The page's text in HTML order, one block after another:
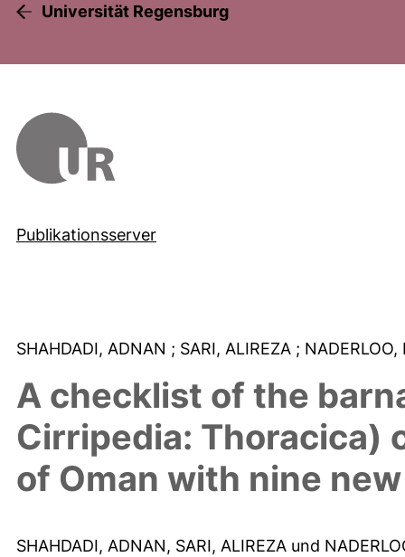
Universität Regensburg
Publikationsserver
SHAHDADI, ADNAN ; SARI, ALIREZA ; NADERLOO,
A checklist of the
Cirripedia: Thoracica)
of Oman with nine
SHAHDADI, ADNAN, SARI, ALIREZA und